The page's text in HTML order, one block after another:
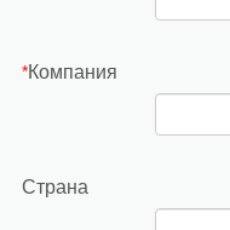
*Компания
Страна